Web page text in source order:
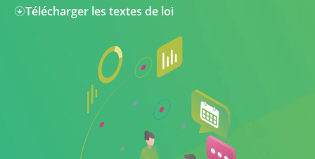
Télécharger les textes de loi